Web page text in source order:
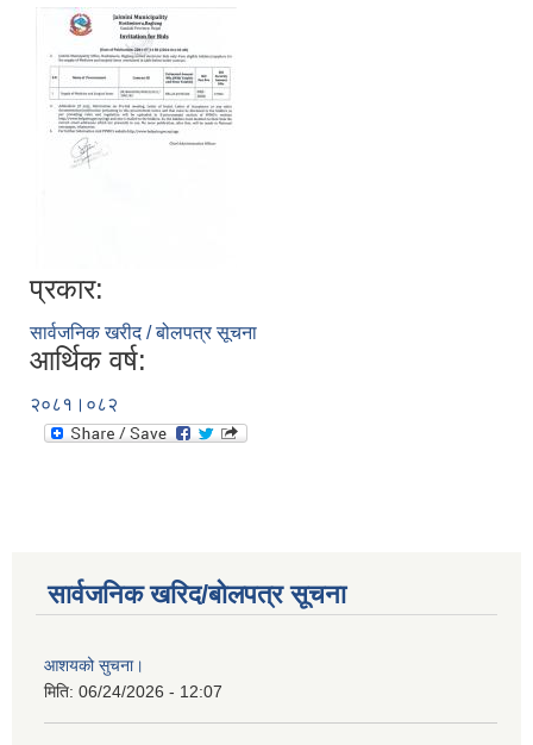
प्रकार:
सार्वजनिक खरीद / बोलपत्र सूचना
आर्थिक वर्ष:
२०८१।०८२
सार्वजनिक खरिद/बोलपत्र सूचना
आशयको सुचना।
मिति: 06/24/2026 - 12:07